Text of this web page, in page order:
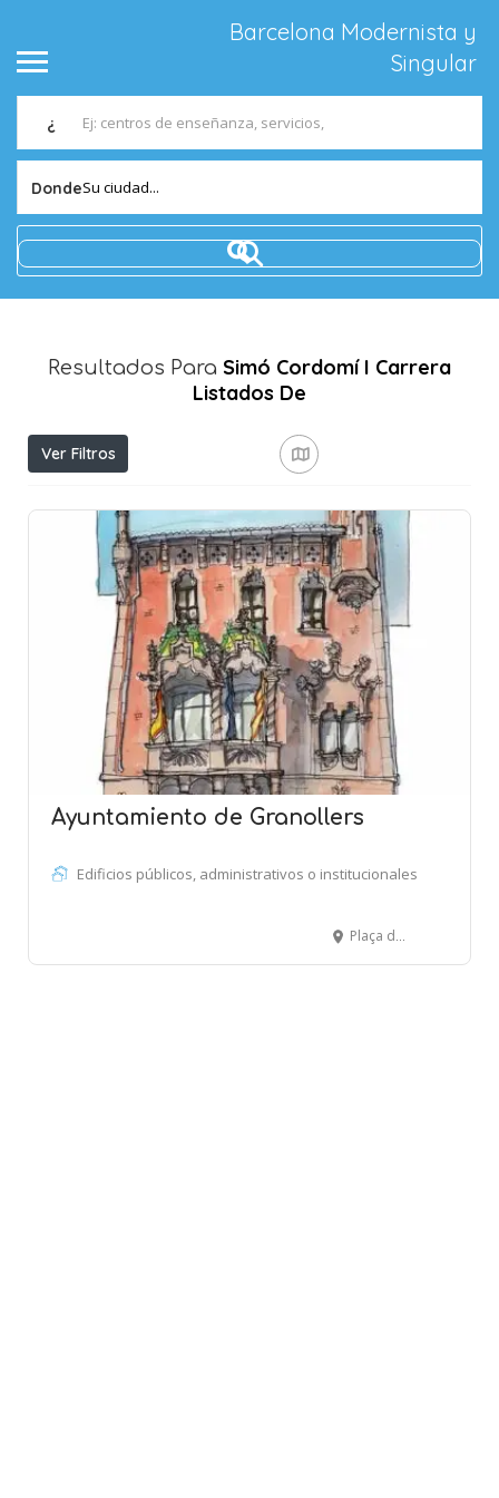
Barcelona Modernista y
Singular
¿
DondeSu ciudad...
Resultados Para Simó Cordomí I Carrera
Listados De
Ver Filtros
Ayuntamiento de Granollers
Edificios públicos, administrativos o institucionales
Plaça de la Porxada, 6 - 8 - GRANOLLERS